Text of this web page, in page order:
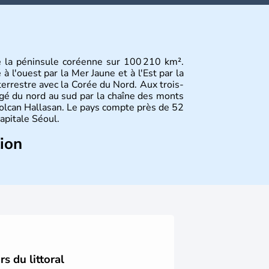
péninsule coréenne sur 100 210 km².
l'ouest par la Mer Jaune et à l'Est par la
avec la Corée du Nord. Aux trois-
du nord au sud par la chaîne des monts
Hallasan. Le pays compte près de 52
Séoul.
du littoral